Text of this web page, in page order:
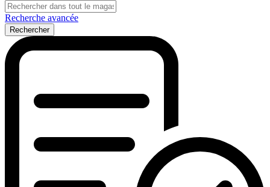
Recherche avancée
Rechercher